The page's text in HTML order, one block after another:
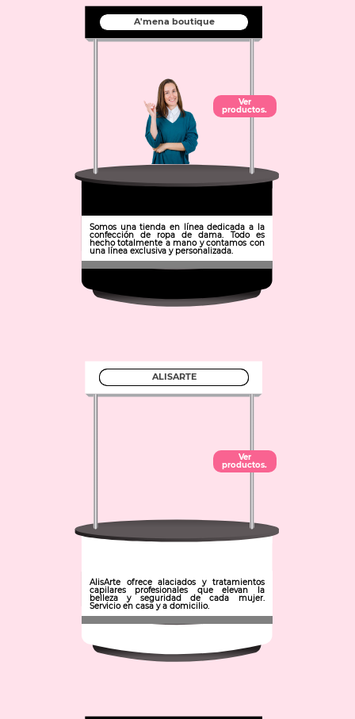
A'mena boutique
Ver
productos.
Somos una tienda en línea dedicada a la
confección de ropa de dama. Todo es
hecho totalmente a mano y contamos con
una línea exclusiva y personalizada.
Municipio: Apan
ALISARTE
Ver
productos.
AlisArte ofrece alaciados y tratamientos
capilares profesionales que elevan la
belleza y seguridad de cada mujer.
Servicio en casa y a domicilio.
Municipio: Mineral de la Reforma